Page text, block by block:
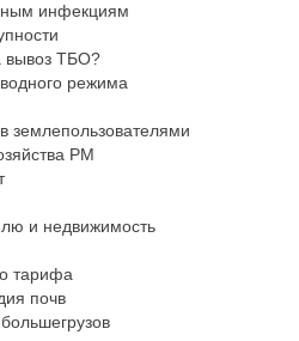
инфекциям
вывоз ТБО?
режима
землепользователями
РМ
и недвижимость
тарифа
почв